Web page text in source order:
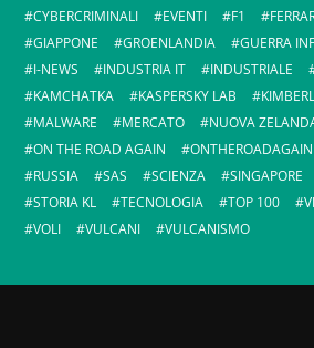
CYBERCRIMINALI
EVENTI F1
GIAPPONE
GROENLANDIA GUERRA
I-NEWS
INDUSTRIA IT INDUSTRIALE
KAMCHATKA
KASPERSKY LAB
MALWARE
MERCATO
NUOVA
ON THE ROAD AGAIN
ONTHEROADAGAIN
RUSSIA
SAS SCIENZA SINGAPORE
STORIA KL
TECNOLOGIA TOP 100
VOLI
VULCANI VULCANISMO